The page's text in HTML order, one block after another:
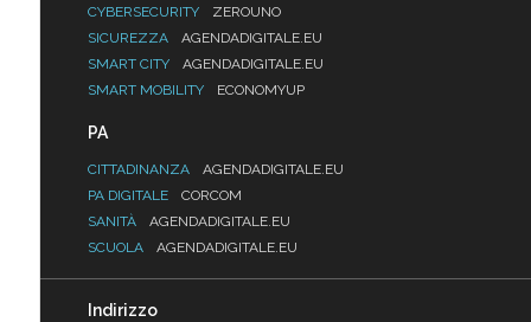
CYBERSECURITY
ZEROUNO
SICUREZZA
AGENDADIGITALE.EU
SMART CITY
AGENDADIGITALE.EU
SMART MOBILITY
ECONOMYUP
PA
CITTADINANZA
AGENDADIGITALE.EU
PA DIGITALE
CORCOM
SANITÀ
AGENDADIGITALE.EU
SCUOLA
AGENDADIGITALE.EU
Indirizzo